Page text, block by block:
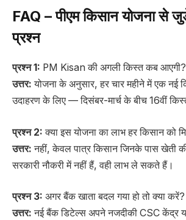
FAQ – पीएम किसान योजना से
प्रश्न
प्रश्न 1: PM Kisan की अगली किस्त कब आएगी?
उत्तर: योजना के अनुसार, हर चार महीने में एक नई
उदाहरण के लिए — दिसंबर-मार्च के बीच 16वीं
प्रश्न 2: क्या इस योजना का लाभ हर किसान को
उत्तर: नहीं, केवल पात्र किसान जिनके पास खेती
सरकारी नौकरी में नहीं हैं, वही लाभ ले सकते हैं।
प्रश्न 3: अगर बैंक खाता बदल गया हो तो क्या करें?
उत्तर: नई बैंक डिटेल्स अपने नजदीकी CSC केंद्र